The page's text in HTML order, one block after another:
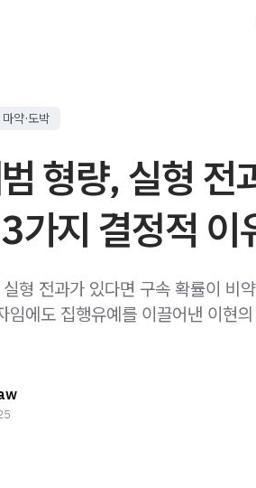
약·도박
형량, 실형 전
가지 결정적 이
형 전과가 있다면 구속 확률이 비
임에도 집행유예를 이끌어낸 이현